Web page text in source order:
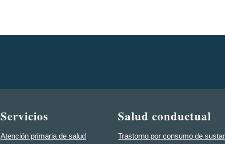
Servicios
Atención primaria de salud
Salud conductual
Trastorno por consumo de